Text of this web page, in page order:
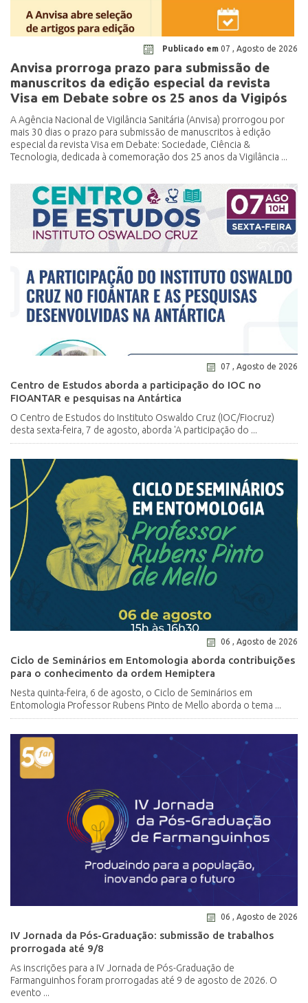
Publicado em 07 , Agosto de 2026
Anvisa prorroga prazo para submissão de
manuscritos da edição especial da revista
Visa em Debate sobre os 25 anos da Vigipós
A Agência Nacional de Vigilância Sanitária (Anvisa) prorrogou por
mais 30 dias o prazo para submissão de manuscritos à edição
especial da revista Visa em Debate: Sociedade, Ciência &
Tecnologia, dedicada à comemoração dos 25 anos da Vigilância ...
07 , Agosto de 2026
Centro de Estudos aborda a participação do IOC no
FIOANTAR e pesquisas na Antártica
O Centro de Estudos do Instituto Oswaldo Cruz (IOC/Fiocruz)
desta sexta-feira, 7 de agosto, aborda 'A participação do ...
06 , Agosto de 2026
Ciclo de Seminários em Entomologia aborda contribuições
para o conhecimento da ordem Hemiptera
Nesta quinta-feira, 6 de agosto, o Ciclo de Seminários em
Entomologia Professor Rubens Pinto de Mello aborda o tema ...
06 , Agosto de 2026
IV Jornada da Pós-Graduação: submissão de trabalhos
prorrogada até 9/8
As inscrições para a IV Jornada de Pós-Graduação de
Farmanguinhos foram prorrogadas até 9 de agosto de 2026. O
evento ...